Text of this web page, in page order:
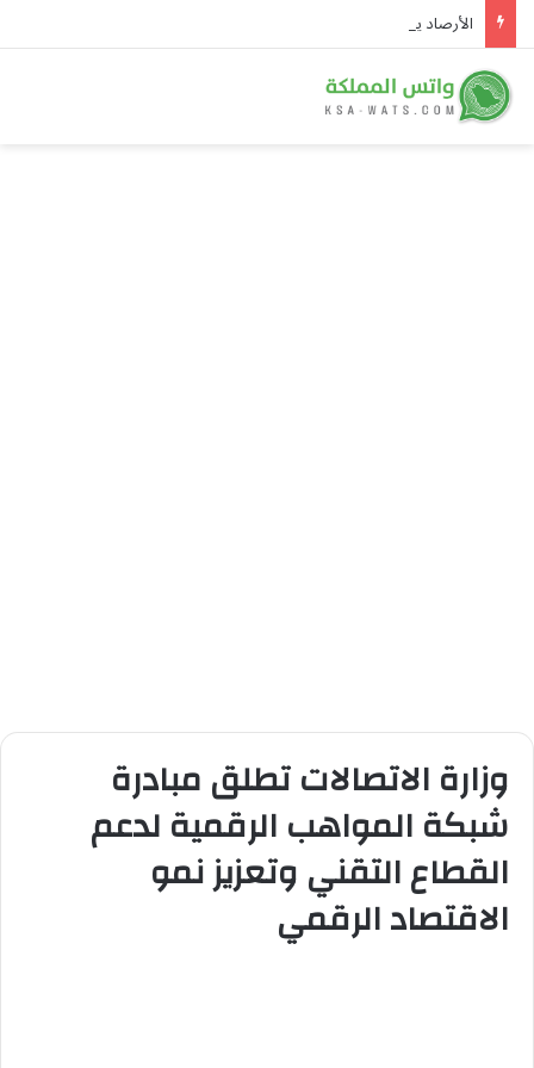
وزارة الاتصالات تطلق مبادرة
شبكة المواهب الرقمية لدعم
القطاع التقني وتعزيز نمو
الاقتصاد الرقمي